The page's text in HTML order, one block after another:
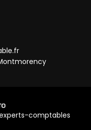
comptables